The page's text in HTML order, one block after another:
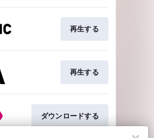
再生する
再生する
ダウンロードする